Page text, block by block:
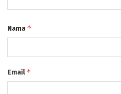
Nama *
Email*